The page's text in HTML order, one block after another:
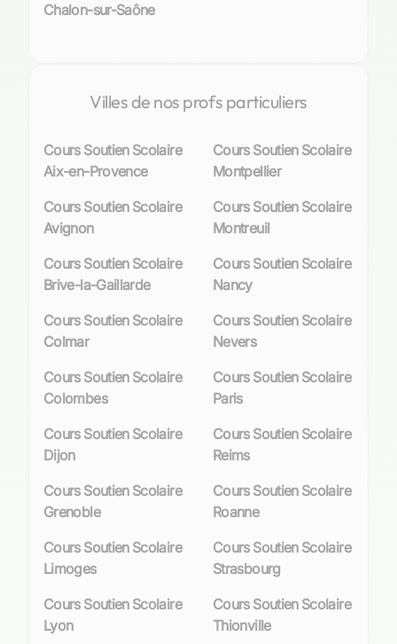
traditionnel ne peut souvent pas fournir. Les
compréhension approfondie et une
mémorisation à long terme.
Retrouver la motivation et la confiance en
soi grâce aux cours particuliers
Les cours particuliers à Chalon-sur-Saône ne se
académiques ; ils jouent également un rôle
crucial dans le renforcement de la motivation et
professeurs aident les élèves à redécouvrir le
plaisir d'apprendre, transformant souvent leur
attitude envers l'éducation.
Recevoir des encouragements réguliers et des
feedbacks constructifs de la part d'un tuteur
dédié peut inspirer les élèves etleur donner la
académiques avec assurance. Cette approche
positive est particulièrement importante pour les
désintéressés par l'école.
instaurer une routine d'étude efficace, ce qui est
indispensable pour cultiver des habitudes de
Chalon-sur-Saône
Villes de nos profs particuliers
Cours Soutien Scolaire
Aix-en-Provence
Cours Soutien Scolaire
Avignon
Cours Soutien Scolaire
Brive-la-Gaillarde
Cours Soutien Scolaire
Colmar
Cours Soutien Scolaire
Colombes
Cours Soutien Scolaire
Dijon
Cours Soutien Scolaire
Grenoble
Cours Soutien Scolaire
Limoges
Cours Soutien Scolaire
Lyon
Cours Soutien Scolaire
Montpellier
Cours Soutien Scolaire
Montreuil
Cours Soutien Scolaire
Nancy
Cours Soutien Scolaire
Nevers
Cours Soutien Scolaire
Paris
Cours Soutien Scolaire
Reims
Cours Soutien Scolaire
Roanne
Cours Soutien Scolaire
Strasbourg
Cours Soutien Scolaire
Thionville